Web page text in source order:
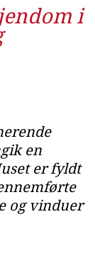
i
en
er fyldt
og vinduer